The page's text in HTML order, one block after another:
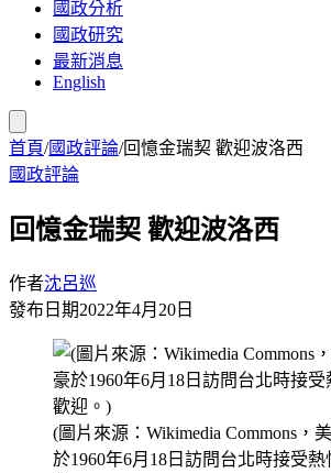
國政分析
國政研究
最新消息
English
首頁/國政評論/回憶金瑞契 歡迎波洛西
國政評論
回憶金瑞契 歡迎波洛西
作者沈呂巡
發布日期2022年4月20日
(圖片來源：Wikimedia Commons，
於1960年6月18日訪問台北時接受